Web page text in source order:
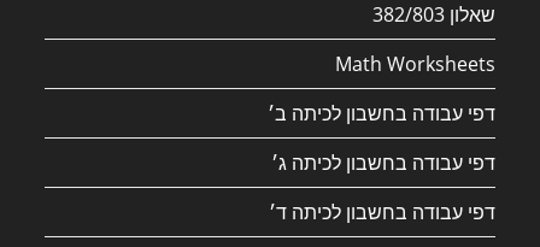
שאלון 382/803
Math Worksheets
דפי עבודה בחשבון לכיתה ב׳
דפי עבודה בחשבון לכיתה ג׳
דפי עבודה בחשבון לכיתה ד׳